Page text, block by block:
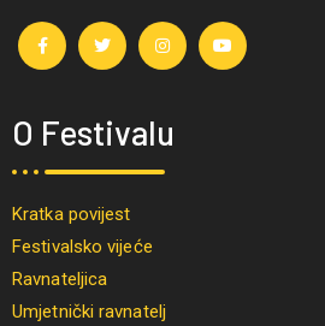
O Festivalu
Kratka povijest
Festivalsko vijeće
Ravnateljica
Umjetnički ravnatelj